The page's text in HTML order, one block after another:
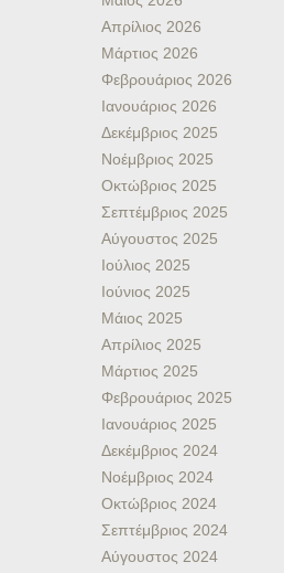
Απρίλιος 2026
Μάρτιος 2026
Φεβρουάριος 2026
Ιανουάριος 2026
Δεκέμβριος 2025
Νοέμβριος 2025
Οκτώβριος 2025
Σεπτέμβριος 2025
Αύγουστος 2025
Ιούλιος 2025
Ιούνιος 2025
Μάιος 2025
Απρίλιος 2025
Μάρτιος 2025
Φεβρουάριος 2025
Ιανουάριος 2025
Δεκέμβριος 2024
Νοέμβριος 2024
Οκτώβριος 2024
Σεπτέμβριος 2024
Αύγουστος 2024